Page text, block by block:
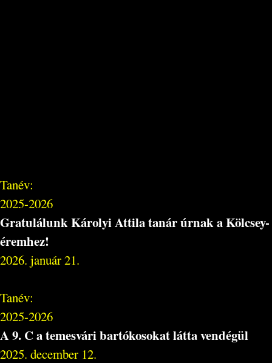
Tanév:
2025-2026
Gratulálunk Károlyi Attila tanár úrnak a Kölcsey-
éremhez!
2026. január 21.
Tanév:
2025-2026
A 9. C a temesvári bartókosokat látta vendégül
2025. december 12.